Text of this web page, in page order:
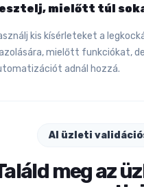
mielőtt túl
kis kísérleteket a
mielőtt funkciókat,
adnál hozzá.
AI üzleti
meg az